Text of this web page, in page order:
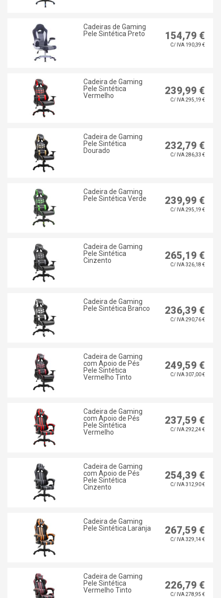
Cadeiras de Gaming
Pele Sintética Preto
154,79 €
C/ IVA 190,39 €
Cadeira de Gaming
Pele Sintética
Vermelho
239,99 €
C/ IVA 295,19 €
Cadeira de Gaming
Pele Sintética
Dourado
232,79 €
C/ IVA 286,33 €
Cadeira de Gaming
Pele Sintética Verde
239,99 €
C/ IVA 295,19 €
Cadeira de Gaming
Pele Sintética
Cinzento
265,19 €
C/ IVA 326,18 €
Cadeira de Gaming
Pele Sintética Branco
236,39 €
C/ IVA 290,76 €
Cadeira de Gaming
com Apoio de Pés
Pele Sintética
Vermelho Tinto
249,59 €
C/ IVA 307,00 €
Cadeira de Gaming
com Apoio de Pés
Pele Sintética
Vermelho
237,59 €
C/ IVA 292,24 €
Cadeira de Gaming
com Apoio de Pés
Pele Sintética
Cinzento
254,39 €
C/ IVA 312,90 €
Cadeira de Gaming
Pele Sintética Laranja
267,59 €
C/ IVA 329,14 €
Cadeira de Gaming
Pele Sintética
Vermelho Tinto
226,79 €
C/ IVA 278,95 €